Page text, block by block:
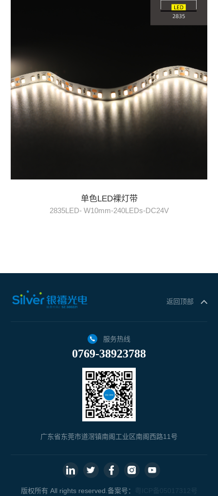
单色LED裸灯带
2835LED- W10mm-240LEDs-DC24V
返回顶部
服务热线
0769-38923788
广东省东莞市道滘镇南阁工业区南阁西路11号
版权所有 All rights reserved.备案号： 粤ICP备05017312号